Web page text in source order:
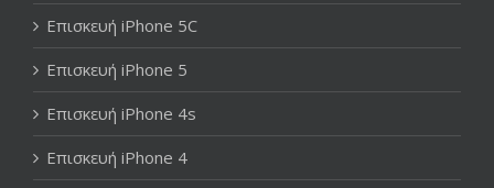
Επισκευή iPhone 5C
Επισκευή iPhone 5
Επισκευή iPhone 4s
Επισκευή iPhone 4